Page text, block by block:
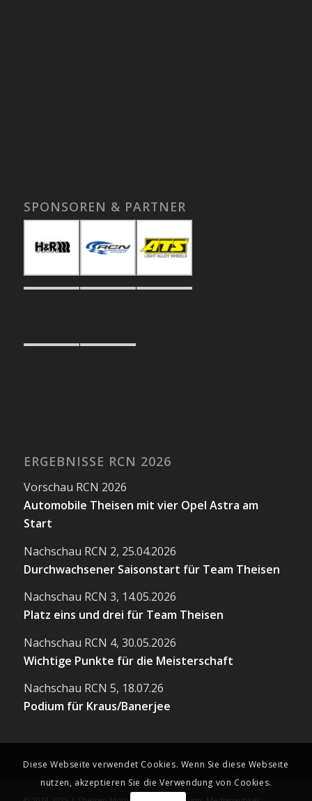
SPONSOREN & PARTNER
ERGEBNISSE RCN 2026
Vorschau RCN 2026
Automobile Theisen mit vier Opel Astra am
Start
Nachschau RCN 2, 25.04.2026
Durchwachsener Saisonstart für Team Theisen
Nachschau RCN 3, 14.05.2026
Platz eins und drei für Team Theisen
Nachschau RCN 4, 30.05.2026
Wichtige Punkte für die Meisterschaft
Nachschau RCN 5, 18.07.26
Podium für Kraus/Banerjee
Diese Webseite verwendet Cookies. Wenn Sie diese Webseite
nutzen, akzeptieren Sie die Verwendung von Cookies.